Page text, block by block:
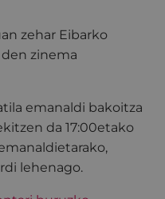
zehar Eibarko
zinema
emanaldi bakoitza
da 17:00etako
lehenago.